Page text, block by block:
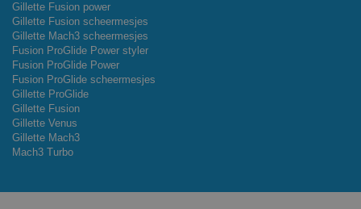
Gillette Fusion power
Gillette Fusion scheermesjes
Gillette Mach3 scheermesjes
Fusion ProGlide Power styler
Fusion ProGlide Power
Fusion ProGlide scheermesjes
Gillette ProGlide
Gillette Fusion
Gillette Venus
Gillette Mach3
Mach3 Turbo